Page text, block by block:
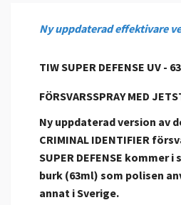
Ny uppdaterad effektivare
TIW SUPER DEFENSE UV -
FÖRSVARSSPRAY MED
Ny uppdaterad version av
CRIMINAL IDENTIFIER
SUPER DEFENSE kommer
burk (63ml) som polisen
annat i Sverige.